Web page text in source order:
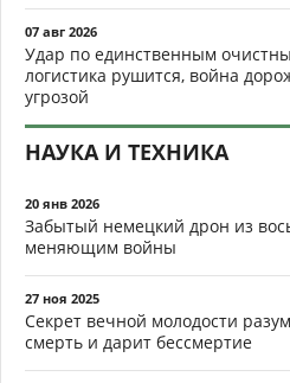
07 авг 2026
Удар по единственным
логистика рушится, война
угрозой
НАУКА И ТЕХНИКА
20 янв 2026
Забытый немецкий дрон из
меняющим войны
27 ноя 2025
Секрет вечной молодости
смерть и дарит бессмертие